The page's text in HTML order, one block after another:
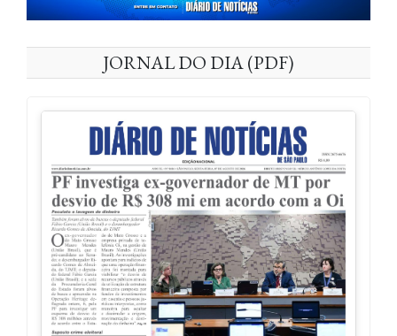
JORNAL DO DIA (PDF)